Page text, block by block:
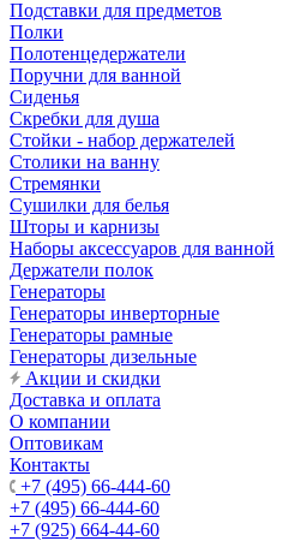
Подставки для предметов
Полки
Полотенцедержатели
Поручни для ванной
Сиденья
Скребки для душа
Стойки - набор держателей
Столики на ванну
Стремянки
Сушилки для белья
Шторы и карнизы
Наборы аксессуаров для ванной
Держатели полок
Генераторы
Генераторы инверторные
Генераторы рамные
Генераторы дизельные
Акции и скидки
Доставка и оплата
О компании
Оптовикам
Контакты
+7 (495) 66-444-60
+7 (495) 66-444-60
+7 (925) 664-44-60